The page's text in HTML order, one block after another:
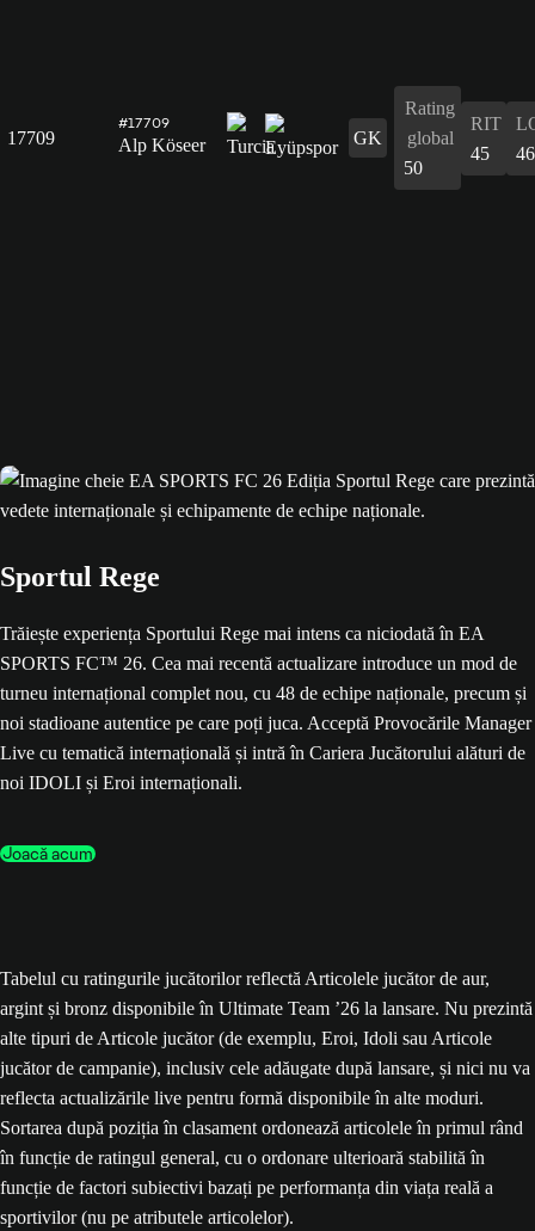
17709
#17709
Alp Köseer GK
Rating
global
50
RIT
45
46
Sportul Rege
Trăiește experiența Sportului Rege mai intens ca niciodată în EA
SPORTS FC™ 26. Cea mai recentă actualizare introduce un mod de
turneu internațional complet nou, cu 48 de echipe naționale, precum și
noi stadioane autentice pe care poți juca. Acceptă Provocările Manager
Live cu tematică internațională și intră în Cariera Jucătorului alături de
noi IDOLI și Eroi internaționali.
Joacă acum
Tabelul cu ratingurile jucătorilor reflectă Articolele jucător de aur,
argint și bronz disponibile în Ultimate Team ’26 la lansare. Nu prezintă
alte tipuri de Articole jucător (de exemplu, Eroi, Idoli sau Articole
jucător de campanie), inclusiv cele adăugate după lansare, și nici nu va
reflecta actualizările live pentru formă disponibile în alte moduri.
Sortarea după poziția în clasament ordonează articolele în primul rând
în funcție de ratingul general, cu o ordonare ulterioară stabilită în
funcție de factori subiectivi bazați pe performanța din viața reală a
sportivilor (nu pe atributele articolelor).